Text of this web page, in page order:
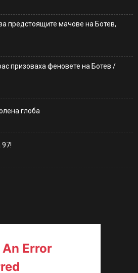
предстоящите мачове на Ботев,
призоваха феновете на Ботев /
глоба